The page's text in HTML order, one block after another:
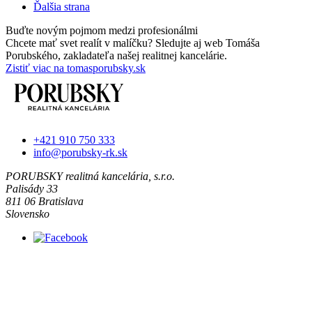
Ďalšia strana
Buďte novým pojmom medzi profesionálmi
Chcete mať svet realít v malíčku? Sledujte aj web Tomáša
Porubského, zakladateľa našej realitnej kancelárie.
Zistiť viac na tomasporubsky.sk
+421 910 750 333
info@porubsky-rk.sk
PORUBSKY realitná kancelária, s.r.o.
Palisády 33
811 06 Bratislava
Slovensko